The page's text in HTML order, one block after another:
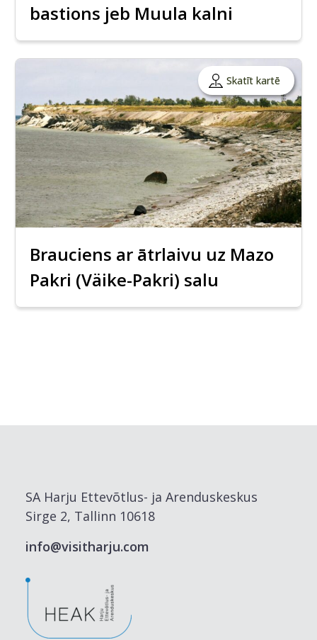
bastions jeb Muula kalni
Skatīt kartē
Brauciens ar ātrlaivu uz Mazo
Pakri (Väike-Pakri) salu
SA Harju Ettevõtlus- ja Arenduskeskus
Sirge 2, Tallinn 10618
info@visitharju.com